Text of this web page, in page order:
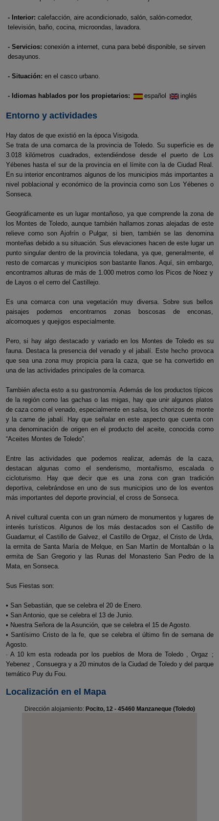
- Interior: calefacción, aire acondicionado, salón, salón-comedor,
televisión, baño, cocina, microondas, lavadora.
- Servicios: conexión a internet, cuna para bebé disponible, se sirven
desayunos.
- Situación: en el casco urbano.
- Idiomas hablados por los propietarios: español inglés
Entorno y actividades
Hay datos de que existió en la época Visigoda.
Se trata de una comarca de la provincia de Toledo. Su superficie es de
3.018 kilómetros cuadrados, extendiéndose desde el puerto de Los
Yébenes hasta el sur de la provincia en el límite con la de Ciudad Real.
En su interior encontramos algunos de los municipios más importantes a
nivel poblacional y económico de la provincia como son Los Yébenes o
Sonseca.
Geográficamente es un lugar montañoso, ya que comprende la zona de
los Montes de Toledo, aunque también hallamos zonas alejadas de este
relieve como son Ajofrín o Pulgar, si bien, también se las denomina
monteñas debido a su situación. Sus elevaciones hacen de este lugar un
punto singular dentro de la provincia toledana, ya que, generalmente, el
resto de comarcas y municipios son bastante llanos. Aquí, sin embargo,
encontramos alturas de más de 1.000 metros como los Picos de Noez y
de Layos o el cerro del Castillejo.
Es una comarca con una vegetación muy diversa. Sobre sus bellos
paisajes podemos encontrarnos zonas boscosas de enconas,
alcornoques y quejigos especialmente.
Pero, si hay algo destacado y variado en los Montes de Toledo es su
fauna. Destaca la presencia del venado y el jabalí. Este hecho provoca
que sea una zona muy propicia para la caza, que se ha convertido en
una de las actividades principales de la comarca.
También afecta esto a su gastronomía. Además de los productos típicos
de la región como las gachas o las migas, hay que unir algunos platos
de caza como el venado, especialmente en salsa, los chorizos de monte
y la carne de jabalí. Hay que señalar en este aspecto que cuenta con
una denominación de origen en el producto del aceite, conocida como
“Aceites Montes de Toledo”.
Entre las actividades que podemos realizar, además de la caza,
destacan algunas como el senderismo, montañismo, escalada o
cicloturismo. Hay que decir que es una zona con gran tradición
deportiva, celebrándose en uno de sus municipios uno de los eventos
más importantes del deporte provincial, el cross de Sonseca.
A nivel cultural cuenta con un gran número de monumentos y lugares de
interés turísticos. Algunos de los más destacados son el Castillo de
Guadamur, el Castillo de Galvez, el Castillo de Orgaz, el Cristo de Urda,
la ermita de Santa María de Melque, en San Martín de Montalbán o la
ermita de San Gregorio y las Runas del Monasterio San Pedro de la
Mata, en Sonseca.
Sus Fiestas son:
• San Sebastián, que se celebra el 20 de Enero.
• San Antonio, que se celebra el 13 de Junio.
• Nuestra Señora de la Asunción, que se celebra el 15 de Agosto.
• Santísimo Cristo de la fe, que se celebra el último fin de semana de
Agosto.
· A 10 km esta rodeada por los pueblos de Mora de Toledo , Orgaz ;
Yebenez , Consuegra y a 20 minutos de la Ciudad de Toledo y del parque
temático Puy du Fou.
Localización en el Mapa
Dirección alojamiento: Pocito, 12 - 45460 Manzaneque (Toledo)